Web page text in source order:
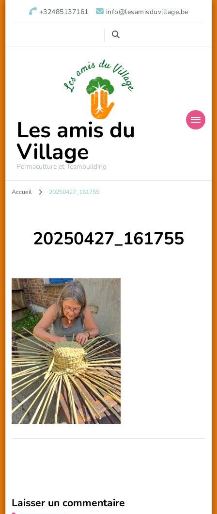
+32485137161 info@lesamisduvillage.be
Les amis du
Village
Permaculture et Teambuilding
Accueil 20250427_161755
20250427_161755
Laisser un commentaire